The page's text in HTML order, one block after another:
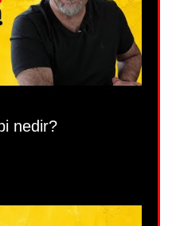
nedir?